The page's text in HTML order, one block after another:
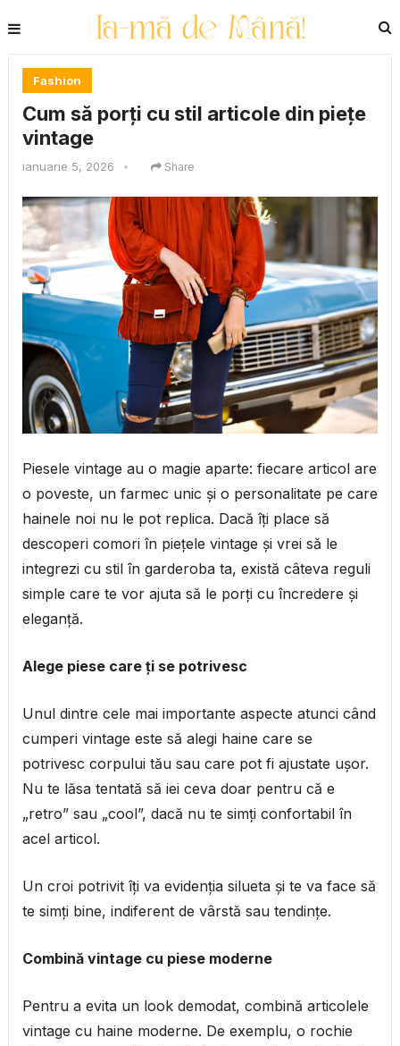
Fashion
Cum să porți cu stil articole din piețe
vintage
ianuarie 5, 2026 • Share
Piesele vintage au o magie aparte: fiecare articol are
o poveste, un farmec unic și o personalitate pe care
hainele noi nu le pot replica. Dacă îți place să
descoperi comori în piețele vintage și vrei să le
integrezi cu stil în garderoba ta, există câteva reguli
simple care te vor ajuta să le porți cu încredere și
eleganță.
Alege piese care ți se potrivesc
Unul dintre cele mai importante aspecte atunci când
cumperi vintage este să alegi haine care se
potrivesc corpului tău sau care pot fi ajustate ușor.
Nu te lăsa tentată să iei ceva doar pentru că e
„retro” sau „cool”, dacă nu te simți confortabil în
acel articol.
Un croi potrivit îți va evidenția silueta și te va face să
te simți bine, indiferent de vârstă sau tendințe.
Combină vintage cu piese moderne
Pentru a evita un look demodat, combină articolele
vintage cu haine moderne. De exemplu, o rochie